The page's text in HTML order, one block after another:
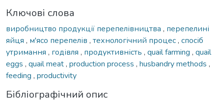
Ключові слова
виробництво продукції перепелівництва , перепелині
яйця , м'ясо перепелів , технологічний процес, спосіб
утримання , годівля , продуктивність , quail farming , quail
eggs , quail meat, production process , husbandry methods ,
feeding , productivity
Бібліографічний опис